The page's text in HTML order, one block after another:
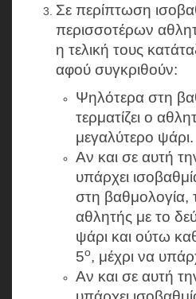
Σε περίπτωση
περισσοτέρων
η τελική τους
αφού συγκριθούν:
Ψηλότερα στη
τερματίζει ο
μεγαλύτερο ψάρι.
Αν και σε αυτή
υπάρχει
στη βαθμολογία,
αθλητής με το
ψάρι και ούτω
5ο, μέχρι να
Αν και σε αυτή